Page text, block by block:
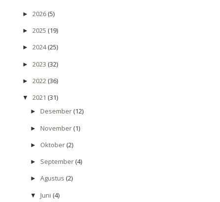
► 2026(5)
► 2025 (19)
► 2024(25)
► 2023 (32)
► 2022(36)
▼ 2021 (31)
► Desember(12)
► November(1)
► Oktober(2)
► September(4)
► Agustus (2)
▼ Juni (4)